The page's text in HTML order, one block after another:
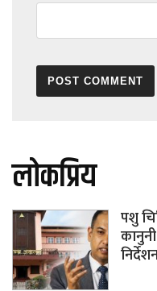
लोकप्रिय
पशु